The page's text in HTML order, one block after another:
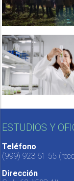
ESTUDIOS Y
Teléfono
(999) 923 61 55
Dirección